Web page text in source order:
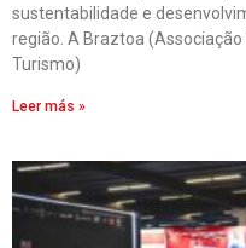
sustentabilidade e
região. A Braztoa
Turismo)
Leer más »